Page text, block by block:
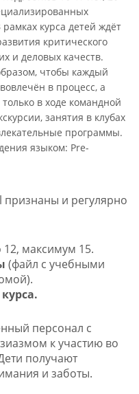
курса детей ждёт
критического
и деловых качеств.
чтобы каждый
в процесс, а
в ходе командной
занятия в клубах
программы.
языком: Pre-
признаны и регулярно
максимум 15.
(файл с учебными
персонал с
к участию во
получают
и заботы.